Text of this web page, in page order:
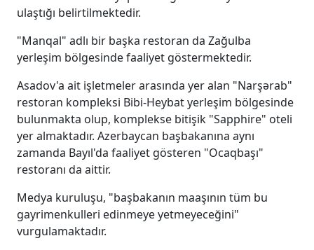
ulaştığı belirtilmektedir.
"Manqal" adlı bir başka restoran da Zağulba
yerleşim bölgesinde faaliyet göstermektedir.
Asadov'a ait işletmeler arasında yer alan "Narşərab"
restoran kompleksi Bibi-Heybat yerleşim bölgesinde
bulunmakta olup, komplekse bitişik "Sapphire" oteli
yer almaktadır. Azerbaycan başbakanına aynı
zamanda Bayıl'da faaliyet gösteren "Ocaqbaşı"
restoranı da aittir.
Medya kuruluşu, "başbakanın maaşının tüm bu
gayrimenkulleri edinmeye yetmeyeceğini"
vurgulamaktadır.